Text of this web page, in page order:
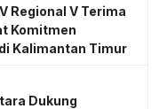
Regional V Terima
Komitmen
Kalimantan Timur
Dukung